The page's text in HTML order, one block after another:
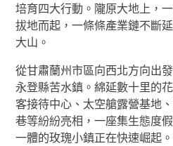
培育四大行動。隴原大地上，
拔地而起，一條條產業鏈不斷
大山。
從甘肅蘭州市區向西北方向出
永登縣苦水鎮。綿延數十里的
客接待中心、太空艙露營基地
巷等紛紛亮相，一座集生態度
一體的玫瑰小鎮正在快速崛起。